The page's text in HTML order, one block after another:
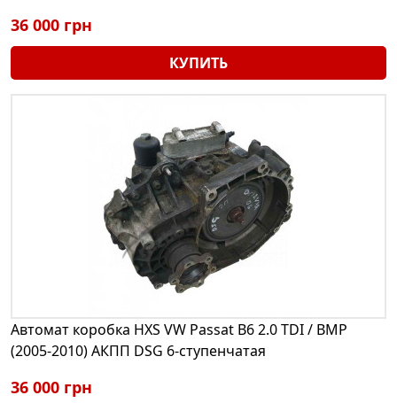
36 000 грн
КУПИТЬ
Автомат коробка HXS VW Passat B6 2.0 TDI / BMP
(2005-2010) АКПП DSG 6-ступенчатая
36 000 грн